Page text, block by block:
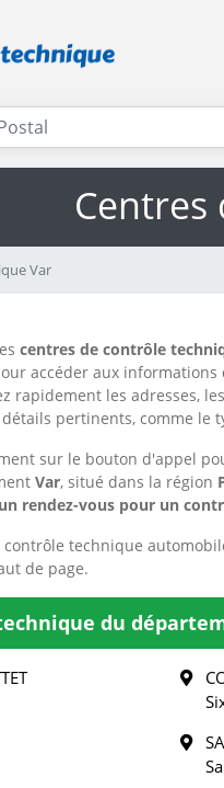
Var
centres de contrôle
accéder aux
rapidement les adresses,
pertinents, comme le
sur le bouton d'appel
Var, situé dans la région
rendez-vous pour un
technique
de page.
du